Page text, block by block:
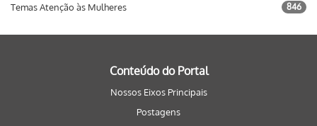
Temas Atenção às Mulheres 846
Conteúdo do Portal
Nossos Eixos Principais
Postagens